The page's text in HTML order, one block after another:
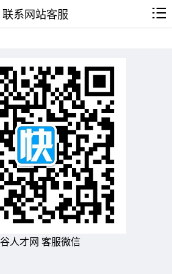
联系网站客服
人才网 客服微信